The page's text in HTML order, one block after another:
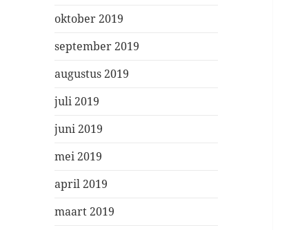
oktober 2019
september 2019
augustus 2019
juli 2019
juni 2019
mei 2019
april 2019
maart 2019